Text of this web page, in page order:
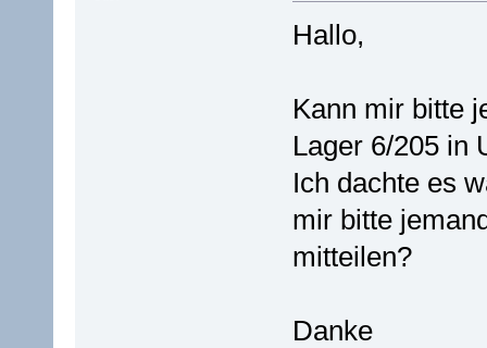
Hallo,
Kann mir bitte
Lager 6/205 in
Ich dachte es
mir bitte
mitteilen?
Danke